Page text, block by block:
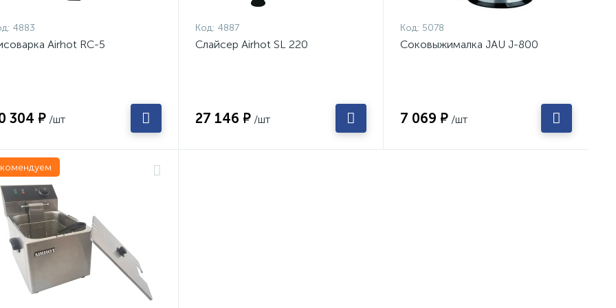
4883
Airhot RC-5
304 ₽ /шт
Код: 4887
Слайсер Airhot SL 220
27 146 ₽ /шт
Код: 5078
Соковыжималка JAU J-800
7 069 ₽ /шт